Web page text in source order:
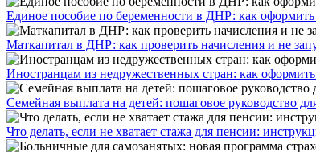
Единое пособие по беременности в ДНР: как оформить
​Маткапитал в ДНР: как проверить начисления и не
Иностранцам из недружественных стран: как
Семейная выплата на детей: пошаговое руководство
Что делать, если не хватает стажа для пенсии: